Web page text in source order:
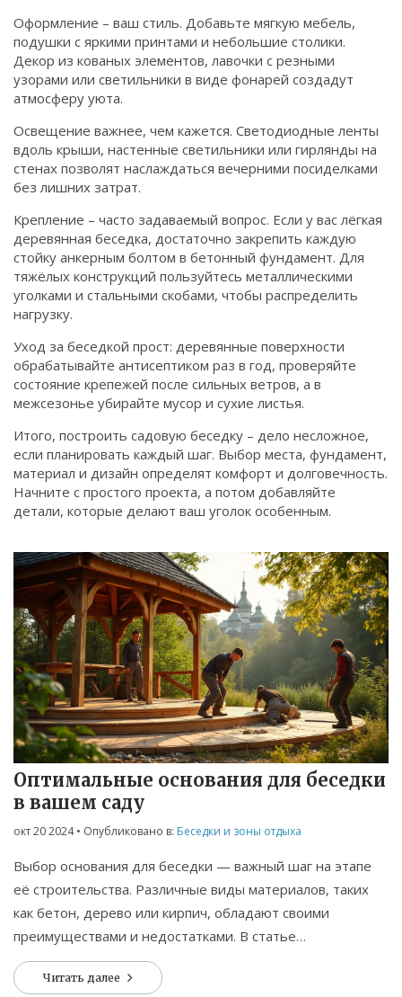
Оформление – ваш стиль. Добавьте мягкую мебель,
подушки с яркими принтами и небольшие столики.
Декор из кованых элементов, лавочки с резными
узорами или светильники в виде фонарей создадут
атмосферу уюта.
Освещение важнее, чем кажется. Светодиодные ленты
вдоль крыши, настенные светильники или гирлянды на
стенах позволят наслаждаться вечерними посиделками
без лишних затрат.
Крепление – часто задаваемый вопрос. Если у вас лёгкая
деревянная беседка, достаточно закрепить каждую
стойку анкерным болтом в бетонный фундамент. Для
тяжёлых конструкций пользуйтесь металлическими
уголками и стальными скобами, чтобы распределить
нагрузку.
Уход за беседкой прост: деревянные поверхности
обрабатывайте антисептиком раз в год, проверяйте
состояние крепежей после сильных ветров, а в
межсезонье убирайте мусор и сухие листья.
Итого, построить садовую беседку – дело несложное,
если планировать каждый шаг. Выбор места, фундамент,
материал и дизайн определят комфорт и долговечность.
Начните с простого проекта, а потом добавляйте
детали, которые делают ваш уголок особенным.
Оптимальные основания для беседки
в вашем саду
окт 20 2024• Опубликовано в: Беседки и зоны отдыха
Выбор основания для беседки — важный шаг на этапе
её строительства. Различные виды материалов, таких
как бетон, дерево или кирпич, обладают своими
преимуществами и недостатками. В статье
рассматриваются популярные варианты оснований и
даются советы для выбора подходящего для вашего
Читать далее